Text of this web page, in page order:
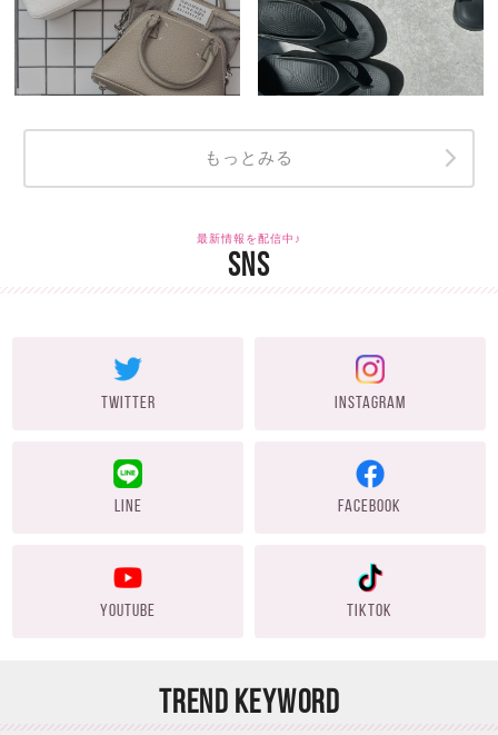
もっとみる
最新情報を配信中♪
SNS
TWITTER INSTAGRAM
LINE FACEBOOK
YOUTUBE TIKTOK
TREND KEYWORD